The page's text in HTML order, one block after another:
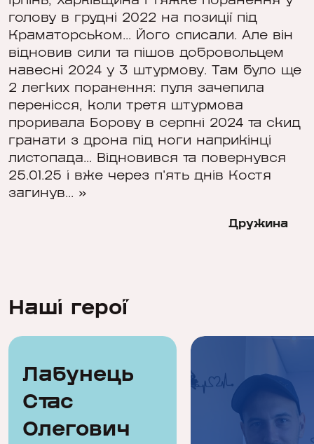
голову в грудні 2022 на позиції під
Краматорськом... Його списали. Але він
відновив сили та пішов добровольцем
навесні 2024 у 3 штурмову. Там було ще
2 легких поранення: пуля зачепила
перенісся, коли третя штурмова
проривала Борову в серпні 2024 та скид
гранати з дрона під ноги наприкінці
листопада... Відновився та повернувся
25.01.25 і вже через п'ять днів Костя
загинув... »
Дружина
Наші герої
Лабунець
Стас
Олегович